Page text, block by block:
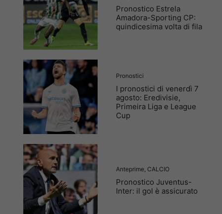
Pronostico Estrela
Amadora-Sporting CP:
quindicesima volta di fila
Pronostici
I pronostici di venerdì 7
agosto: Eredivisie,
Primeira Liga e League
Cup
Anteprime CALCIO
Pronostico Juventus-
Inter: il gol è assicurato